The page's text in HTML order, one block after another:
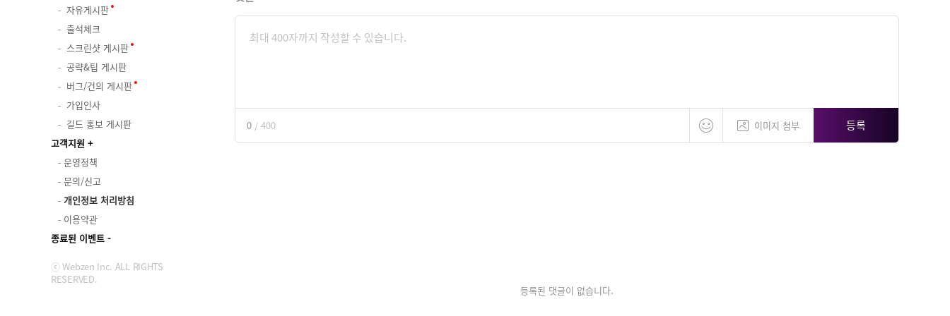
자유게시판
출석체크
스크린샷 게시판
공략&팁 게시판
버그/건의 게시판
가입인사
길드 홍보 게시판
고객지원
운영정책
문의/신고
개인정보 처리방침
이용약관
종료된 이벤트
ⓒ Webzen Inc. ALL RIGHTS
RESERVED.
0 / 400 이미지 첨부 등록
등록된 댓글이 없습니다.